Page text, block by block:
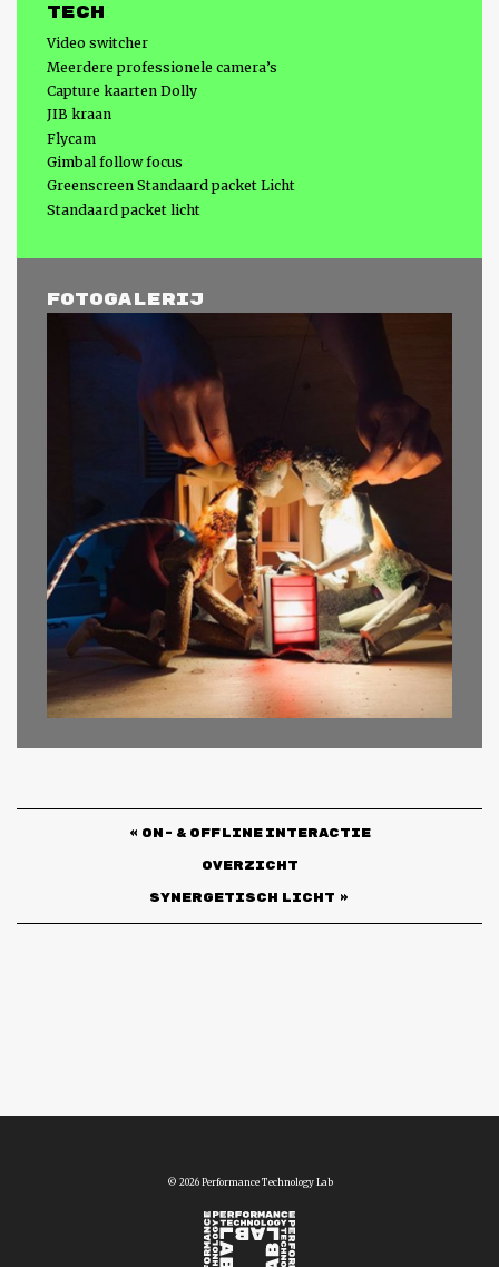
Tech
Video switcher
Meerdere professionele camera’s
Capture kaarten Dolly
JIB kraan
Flycam
Gimbal follow focus
Greenscreen Standaard packet Licht
Standaard packet licht
Fotogalerij
« ON- & OFFLINE INTERACTIE
Overzicht
SYNERGETISCH LICHT »
© 2026 Performance Technology Lab